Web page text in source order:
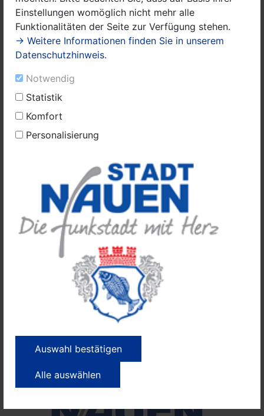
Einstellungen womöglich nicht mehr alle
Funktionalitäten der Seite zur Verfügung stehen.
→ Weitere Informationen finden Sie in unserem
Datenschutzhinweis.
Notwendig
Statistik
Komfort
Personalisierung
Auswahl bestätigen
Alle auswählen
Veranstaltung melden